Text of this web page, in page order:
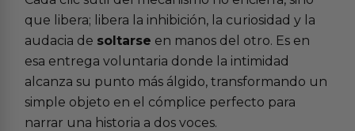
que libera; libera la inhibición, la curiosidad y la
audacia de soltarse en manos del otro. Es en
esa entrega voluntaria donde la intimidad
alcanza su punto más álgido, transformando un
simple objeto en el cómplice perfecto para
narrar una historia a dos voces.